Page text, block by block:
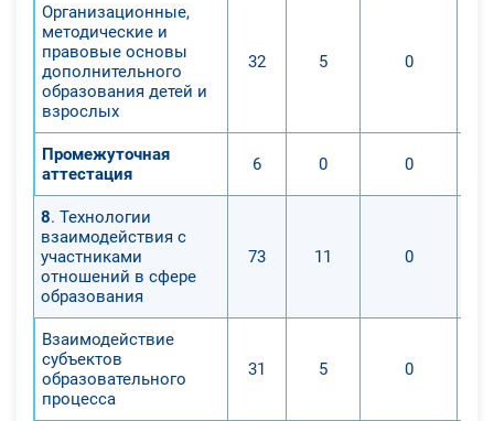
Организационные,
методические и
правовые основы
дополнительного
образования детей и
взрослых
32 5 0
Промежуточная
аттестация
6 0 0
8. Технологии
взаимодействия с
участниками
отношений в сфере
образования
73 11 0
Взаимодействие
субъектов
образовательного
процесса
31 5 0